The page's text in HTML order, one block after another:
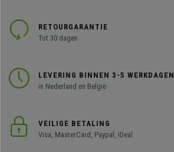
RETOURGARANTIE
Tot 30 dagen
LEVERING BINNEN 3-5 WERKDAGEN
in Nederland en België
VEILIGE BETALING
Visa, MasterCard, Paypal, iDeal